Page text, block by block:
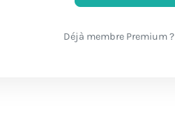
Déjà membre Premium ?